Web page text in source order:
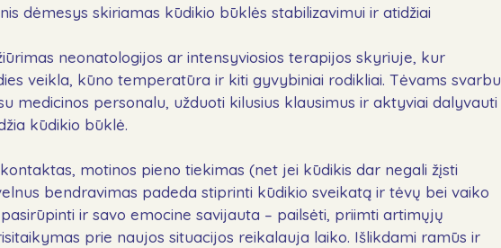
dėmesys skiriamas kūdikio būklės stabilizavimui ir atidžiai
neonatologijos ar intensyviosios terapijos skyriuje, kur
veikla, kūno temperatūra ir kiti gyvybiniai rodikliai. Tėvams svarbu
medicinos personalu, užduoti kilusius klausimus ir aktyviai dalyvauti
kūdikio būklė.
motinos pieno tiekimas (net jei kūdikis dar negali žįsti
bendravimas padeda stiprinti kūdikio sveikatą ir tėvų bei vaiko
ir savo emocine savijauta – pailsėti, priimti artimųjų
prie naujos situacijos reikalauja laiko. Išlikdami ramūs ir